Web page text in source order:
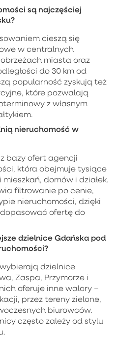
są najczęściej
cieszą się
w centralnych
miasta oraz
do 30 km od
popularność zyskują też
które pozwalają
z własnym
nieruchomość w
bazy ofert agencji
która obejmuje tysiące
domów i działek.
filtrowanie po cenie,
nieruchomości, dzięki
ofertę do
dzielnice Gdańska pod
dzielnice
Zaspa, Przymorze i
oferuje inne walory –
przez tereny zielone,
biurowców.
często zależy od stylu